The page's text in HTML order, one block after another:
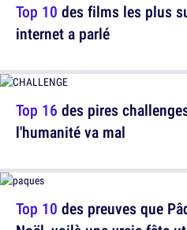
Top 10 des films les plus
internet a parlé
Top 10 des preuves que
Top 16 des pires
l'humanité va mal